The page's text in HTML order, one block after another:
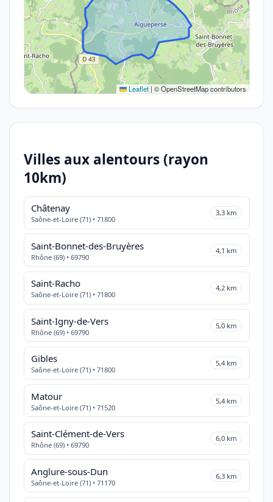
Leaflet | © OpenStreetMap contributors
Villes aux alentours (rayon
10km)
Châtenay
Saône-et-Loire (71) • 71800
3,3 km
Saint-Bonnet-des-Bruyères
Rhône (69) • 69790
4,1 km
Saint-Racho
Saône-et-Loire (71) • 71800
4,2 km
Saint-Igny-de-Vers
Rhône (69) • 69790
5,0 km
Gibles
Saône-et-Loire (71) • 71800
5,4 km
Matour
Saône-et-Loire (71) • 71520
5,4 km
Saint-Clément-de-Vers
Rhône (69) • 69790
6,0 km
Anglure-sous-Dun
Saône-et-Loire (71) • 71170
6,3 km